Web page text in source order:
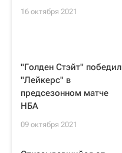
16 октября 2021
"Голден Стэйт" победил
"Лейкерс" в
предсезонном матче
НБА
09 октября 2021